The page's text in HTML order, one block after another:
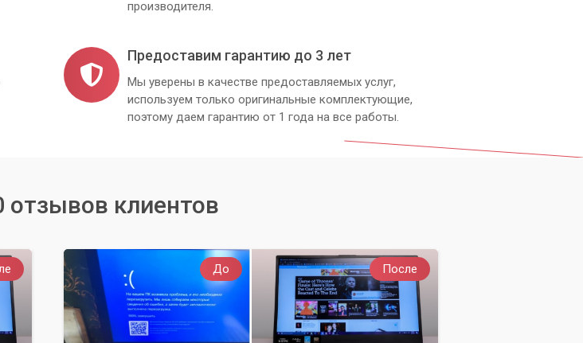
производителя.
Предоставим гарантию до 3 лет
Мы уверены в качестве предоставляемых услуг,
используем только оригинальные комплектующие,
поэтому даем гарантию от 1 года на все работы.
отзывов клиентов
До После